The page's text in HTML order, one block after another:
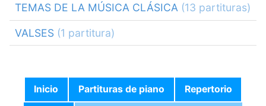
TEMAS DE LA MÚSICA CLÁSICA (13 partituras)
VALSES (1 partitura)
Inicio Partituras de piano Repertorio